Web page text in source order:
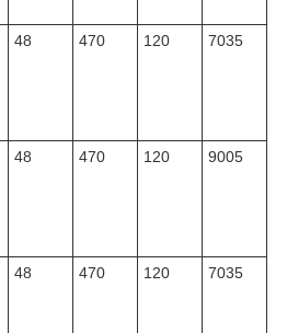
48 470 120 7035
48 470 120 9005
48 470 120 7035